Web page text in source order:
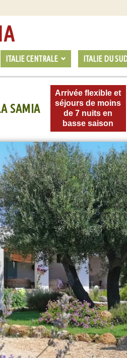
ITALIE CENTRALE ITALIE DU
SAMIA
Arrivée flexible et
séjours de moins
de 7 nuits en
basse saison